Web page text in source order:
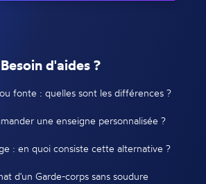
Besoin d'aides ?
fonte : quelles sont les différences ?
une enseigne personnalisée ?
: en quoi consiste cette alternative ?
d'un Garde-corps sans soudure